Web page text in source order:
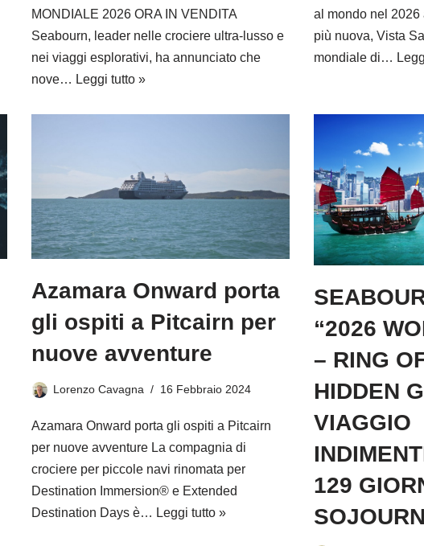
MONDIALE 2026 ORA IN VENDITA
Seabourn, leader nelle crociere ultra-lusso e
nei viaggi esplorativi, ha annunciato che
nove… Leggi tutto »
al mondo nel
più nuova, Vista
mondiale di…
Azamara Onward porta
gli ospiti a Pitcairn per
nuove avventure
Lorenzo Cavagna 16 Febbraio 2024
Azamara Onward porta gli ospiti a Pitcairn
per nuove avventure La compagnia di
crociere per piccole navi rinomata per
Destination Immersion® e Extended
Destination Days è… Leggi tutto »
“2026
– RING
HIDDEN
VIAGGIO
129